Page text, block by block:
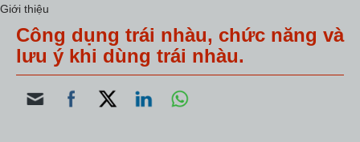
Giới thiệu
Sản phẩm
NƯỚC CỐT NHÀU
NƯỚC CỐT NHÀU XUẤT KHẨU HÀN QUỐC
NƯỚC CỐT NHÀU DƯỢC LIỆU
NƯỚC CỐT NHÀU NONI GOLD
NƯỚC CỐT NHÀU 500ML
Công dụng trái nhàu, chức năng và
lưu ý khi dùng trái nhàu.